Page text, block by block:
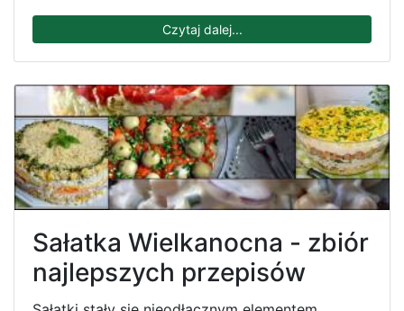
Czytaj dalej...
Sałatka Wielkanocna - zbiór
najlepszych przepisów